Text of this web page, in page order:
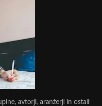
avtorji, aranžerji in ostali